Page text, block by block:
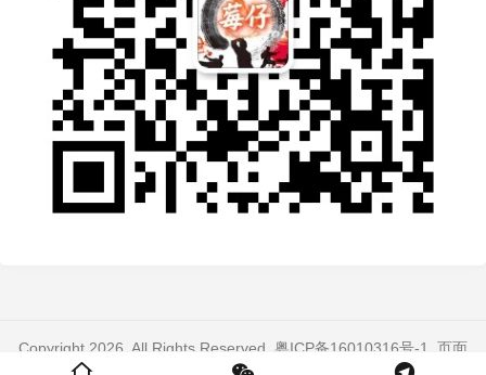
Copyright 2026. All Rights Reserved. 粤ICP备16010316号-1
. 页面
加载时间：0.292 秒